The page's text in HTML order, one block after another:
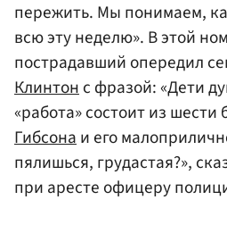
пережить. Мы понимаем,
всю эту неделю». В этой
пострадавший опередил
Клинтонс фразой: «Дети
«работа» состоит из шести
Гибсонаи его
пялишься, грудастая?»,
при аресте офицеру